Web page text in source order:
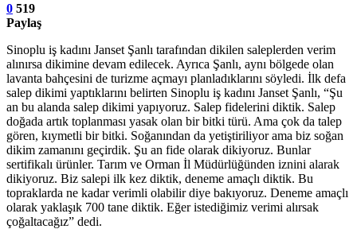
0 519
Paylaş
Sinoplu iş kadını Janset Şanlı tarafından dikilen saleplerden verim
alınırsa dikimine devam edilecek. Ayrıca Şanlı, aynı bölgede olan
lavanta bahçesini de turizme açmayı planladıklarını söyledi. İlk defa
salep dikimi yaptıklarını belirten Sinoplu iş kadını Janset Şanlı, “Şu
an bu alanda salep dikimi yapıyoruz. Salep fidelerini diktik. Salep
doğada artık toplanması yasak olan bir bitki türü. Ama çok da talep
gören, kıymetli bir bitki. Soğanından da yetiştiriliyor ama biz soğan
dikim zamanını geçirdik. Şu an fide olarak dikiyoruz. Bunlar
sertifikalı ürünler. Tarım ve Orman İl Müdürlüğünden iznini alarak
dikiyoruz. Biz salepi ilk kez diktik, deneme amaçlı diktik. Bu
topraklarda ne kadar verimli olabilir diye bakıyoruz. Deneme amaçlı
olarak yaklaşık 700 tane diktik. Eğer istediğimiz verimi alırsak
çoğaltacağız” dedi.